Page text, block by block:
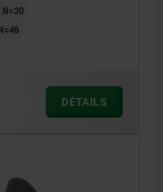
N=20
DÉTAILS